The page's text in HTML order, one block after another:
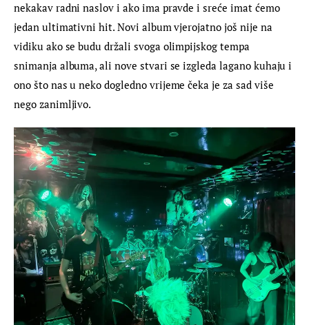
nekakav radni naslov i ako ima pravde i sreće imat ćemo
jedan ultimativni hit. Novi album vjerojatno još nije na
vidiku ako se budu držali svoga olimpijskog tempa
snimanja albuma, ali nove stvari se izgleda lagano kuhaju i
ono što nas u neko dogledno vrijeme čeka je za sad više
nego zanimljivo.